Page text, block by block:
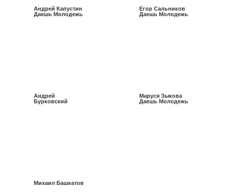
Андрей Капустин
Даешь Молодежь
Егор Сальников
Даешь Молодежь
Андрей
Бурковский
Маруся Зыкова
Даешь Молодежь
Михаил Башкатов